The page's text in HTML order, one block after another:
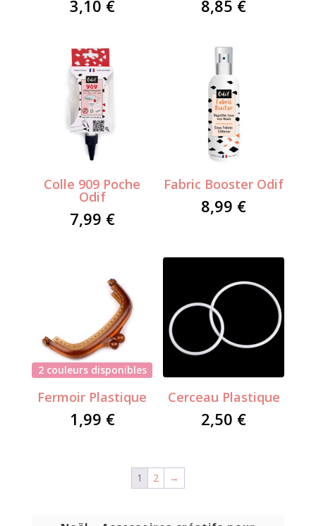
3,10 € 8,85 €
Colle 909 Poche
Odif
7,99 €
Fabric Booster Odif
8,99 €
2 couleurs disponibles
Fermoir Plastique
1,99 €
Cerceau Plastique
2,50 €
1 2 →